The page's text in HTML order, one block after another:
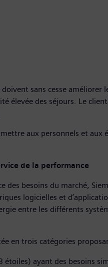
sans cesse
élevée des séjours. Le
aux personnels et aux
de la performance
besoins du marché,
logicielles et
entre les différents
en trois catégories
ayant des besoins